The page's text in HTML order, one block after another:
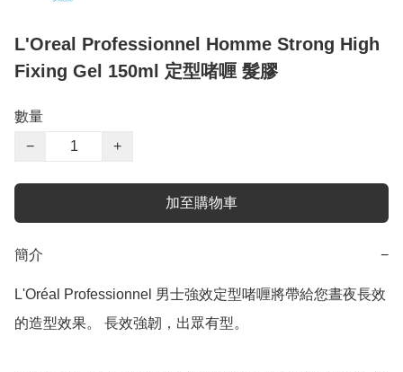
L'Oreal Professionnel Homme Strong High
Fixing Gel 150ml 定型啫喱 髮膠
數量
−
+
加至購物車
簡介 −
L'Oréal Professionnel 男士強效定型啫喱將帶給您晝夜長效
的造型效果。 長效強韌，出眾有型。